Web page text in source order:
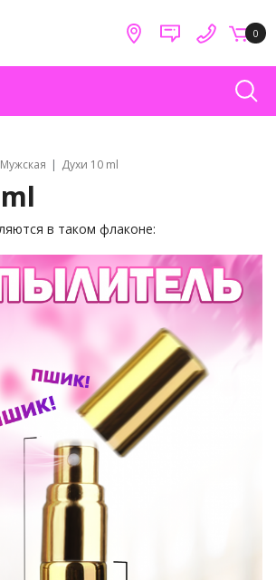
0
Мужская Духи 10 ml
в таком флаконе: